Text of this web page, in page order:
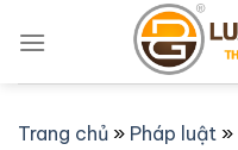
qua
Trang chủ » Pháp luật »